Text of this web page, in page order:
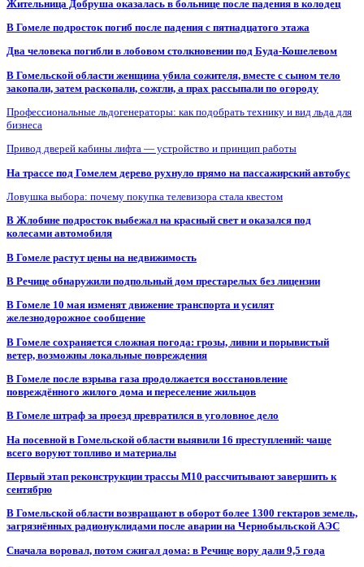
Жительница Добруша оказалась в больнице после падения в колодец
В Гомеле подросток погиб после падения с пятнадцатого этажа
Два человека погибли в лобовом столкновении под Буда-Кошелевом
В Гомельской области женщина убила сожителя, вместе с сыном тело
закопали, затем раскопали, сожгли, а прах рассыпали по огороду
Профессиональные льдогенераторы: как подобрать технику и вид льда для
бизнеса
Привод дверей кабины лифта — устройство и принцип работы
На трассе под Гомелем дерево рухнуло прямо на пассажирский автобус
Ловушка выбора: почему покупка телевизора стала квестом
В Жлобине подросток выбежал на красный свет и оказался под
колесами автомобиля
В Гомеле растут цены на недвижимость
В Речице обнаружили подпольный дом престарелых без лицензии
В Гомеле 10 мая изменят движение транспорта и усилят
железнодорожное сообщение
В Гомеле сохраняется сложная погода: грозы, ливни и порывистый
ветер, возможны локальные повреждения
В Гомеле после взрыва газа продолжается восстановление
повреждённого жилого дома и переселение жильцов
В Гомеле штраф за проезд превратился в уголовное дело
На посевной в Гомельской области выявили 16 преступлений: чаще
всего воруют топливо и материалы
Первый этап реконструкции трассы М10 рассчитывают завершить к
сентябрю
В Гомельской области возвращают в оборот более 1300 гектаров земель,
загрязнённых радионуклидами после аварии на Чернобыльской АЭС
Сначала воровал, потом сжигал дома: в Речице вору дали 9,5 года